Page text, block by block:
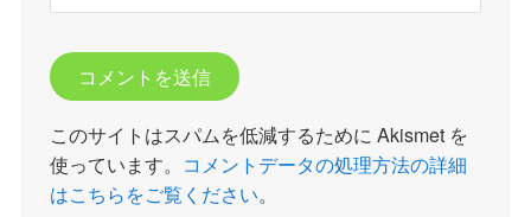
このサイトはスパムを低減するために Akismet を
使っています。 コメントデータの処理方法の詳細
はこちらをご覧ください。